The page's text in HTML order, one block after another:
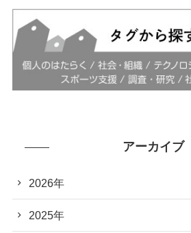
アーカイブ
2026年
2025年